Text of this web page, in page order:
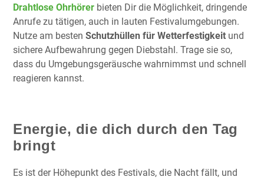
Drahtlose Ohrhörer bieten Dir die Möglichkeit, dringende
Anrufe zu tätigen, auch in lauten Festivalumgebungen.
Nutze am besten Schutzhüllen für Wetterfestigkeit und
sichere Aufbewahrung gegen Diebstahl. Trage sie so,
dass du Umgebungsgeräusche wahrnimmst und schnell
reagieren kannst.
Energie, die dich durch den Tag
bringt
Es ist der Höhepunkt des Festivals, die Nacht fällt, und